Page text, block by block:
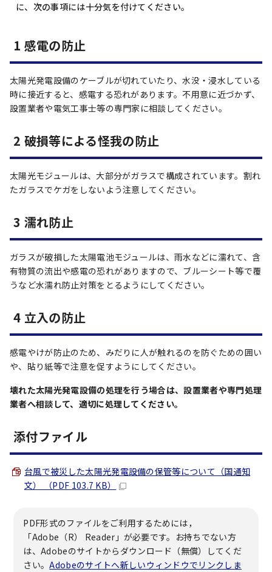
に、次の事項には十分気を付けてください。
1 感電の防止
太陽光発電設備のケーブルが切れていたり、水没・浸水している
時に接近すると、感電する恐れがあります。不用意に近づかず、
設置業者や電気工事士等の専門家に相談してください。
2 破損等による怪我の防止
太陽光モジュールは、大部分がガラスで構成されています。割れ
たガラスでケガをしないよう注意してください。
3 濡れ防止
ガラスが破損した太陽電池モジュールは、雨水などに濡れて、含
有物質の流出や感電の恐れがありますので、ブルーシート等で覆
うなど水濡れ防止対策をとるようにしてください。
4 立入の防止
感電やけが防止のため、みだりに人が触れるのを防ぐための囲い
や、貼り紙等で注意を促すようにしてください。
壊れた太陽光発電設備の処理を行う場合は、設置業者や専門処理
業者へ相談して、適切に処理してください。
添付ファイル
台風で被災した太陽光発電設備の保管等について（国通知
文） （PDF 103.7 KB）
PDF形式のファイルをご利用するためには，
「Adobe（R） Reader」が必要です。お持ちでない方
は、Adobeのサイトからダウンロード（無償）してくだ
さい。Adobeのサイトへ新しいウィンドウでリンクしま